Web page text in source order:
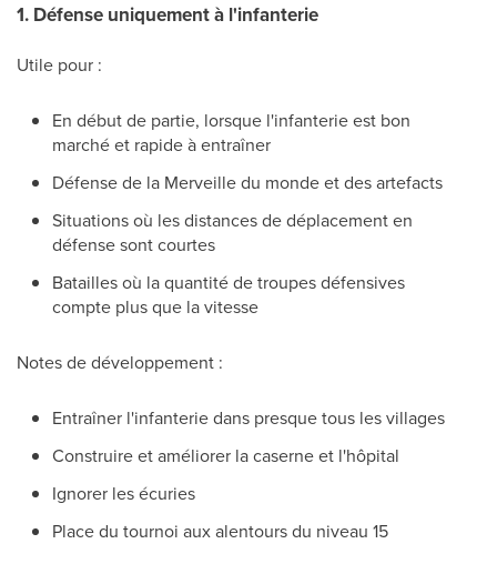
1. Défense uniquement à l'infanterie
Utile pour :
En début de partie, lorsque l'infanterie est bon
marché et rapide à entraîner
Défense de la Merveille du monde et des artefacts
Situations où les distances de déplacement en
défense sont courtes
Batailles où la quantité de troupes défensives
compte plus que la vitesse
Notes de développement :
Entraîner l'infanterie dans presque tous les villages
Construire et améliorer la caserne et l'hôpital
Ignorer les écuries
Place du tournoi aux alentours du niveau 15